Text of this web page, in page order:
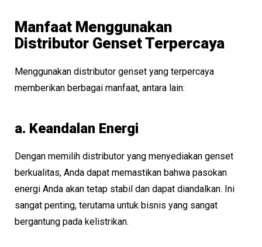
Manfaat Menggunakan
Distributor Genset Terpercaya
Menggunakan distributor genset yang terpercaya
memberikan berbagai manfaat, antara lain:
a. Keandalan Energi
Dengan memilih distributor yang menyediakan genset
berkualitas, Anda dapat memastikan bahwa pasokan
energi Anda akan tetap stabil dan dapat diandalkan. Ini
sangat penting, terutama untuk bisnis yang sangat
bergantung pada kelistrikan.